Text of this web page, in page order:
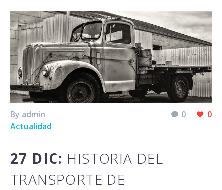
0 0
By admin
Actualidad
27 DIC: HISTORIA DEL
TRANSPORTE DE